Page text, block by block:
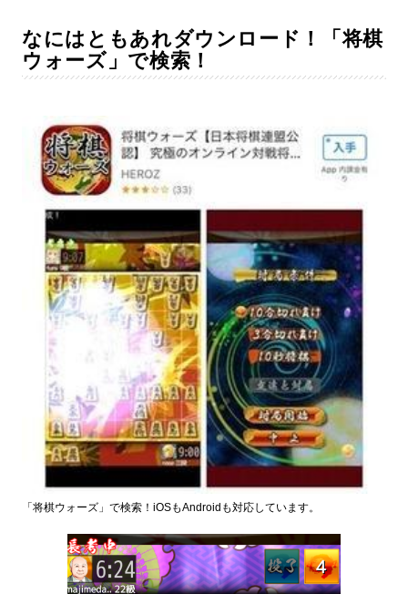
なにはともあれダウンロード！「将棋
ウォーズ」で検索！
「将棋ウォーズ」で検索！iOSもAndroidも対応しています。